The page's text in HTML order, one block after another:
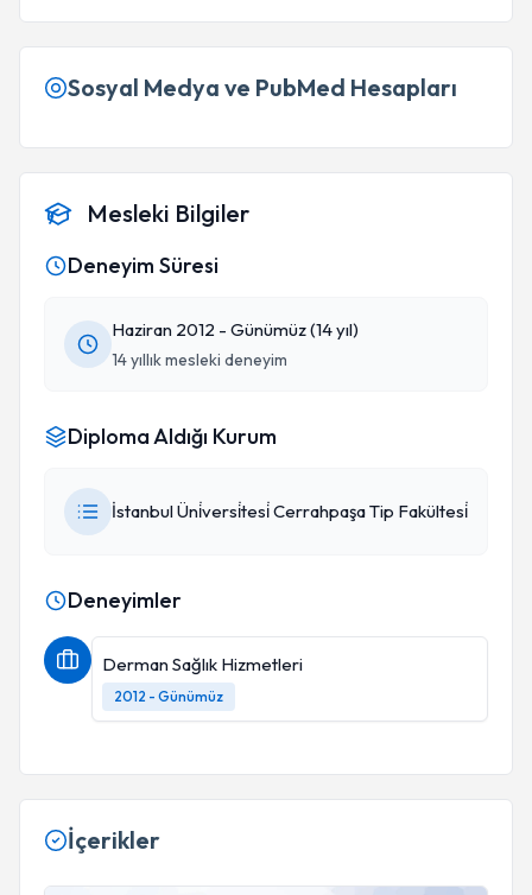
Sosyal Medya ve PubMed Hesapları
Mesleki Bilgiler
Deneyim Süresi
Haziran 2012 - Günümüz (14 yıl)
14 yıllık mesleki deneyim
Diploma Aldığı Kurum
İstanbul Üni̇versi̇tesi̇ Cerrahpaşa Tip Fakültesi̇
Deneyimler
Derman Sağlık Hizmetleri
2012 - Günümüz
İçerikler